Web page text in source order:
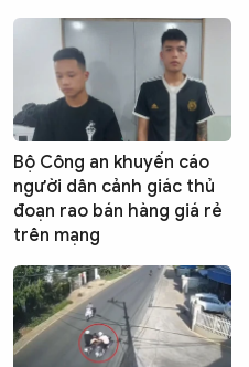
Bộ Công an khuyến cáo
người dân cảnh giác thủ
đoạn rao bán hàng giá rẻ
trên mạng